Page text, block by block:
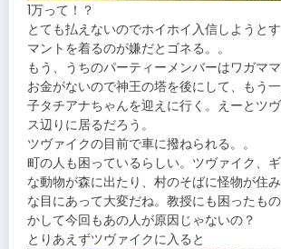
1万って！？
とても払えないのでホイホイ入信しようと
マントを着るのが嫌だとゴネる。。
もう、うちのパーティーメンバーはワガマ
お金がないので神王の塔を後にして、もう
子タチアナちゃんを迎えに行く。えーとツ
ス辺りに居るだろう。
ツヴァイクの目前で車に撥ねられる。。
町の人も困っているらしい。ツヴァイク、
な動物が森に出たり、村のそばに怪物が住
な目にあって大変だね。教授にも困ったも
かして今回もあの人が原因じゃないの？
とりあえずツヴァイクに入ると